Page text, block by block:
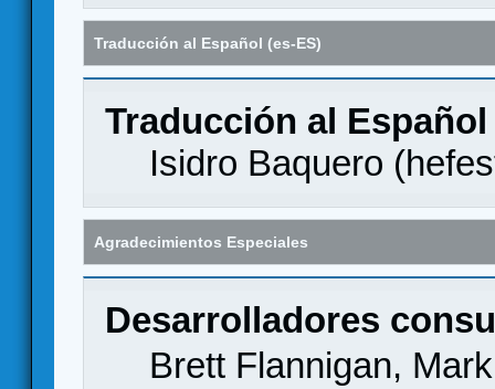
Traducción al Español (es-ES)
Traducción al Español
Isidro Baquero (
Agradecimientos Especiales
Desarrolladores
Brett Flannigan,